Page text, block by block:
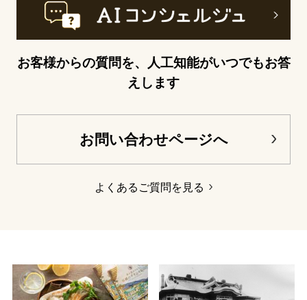
お客様からの質問を、人工知能がいつでもお答
えします
お問い合わせページへ
よくあるご質問を見る